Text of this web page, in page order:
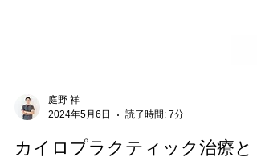
2024年5月6日
読了時間: 7分